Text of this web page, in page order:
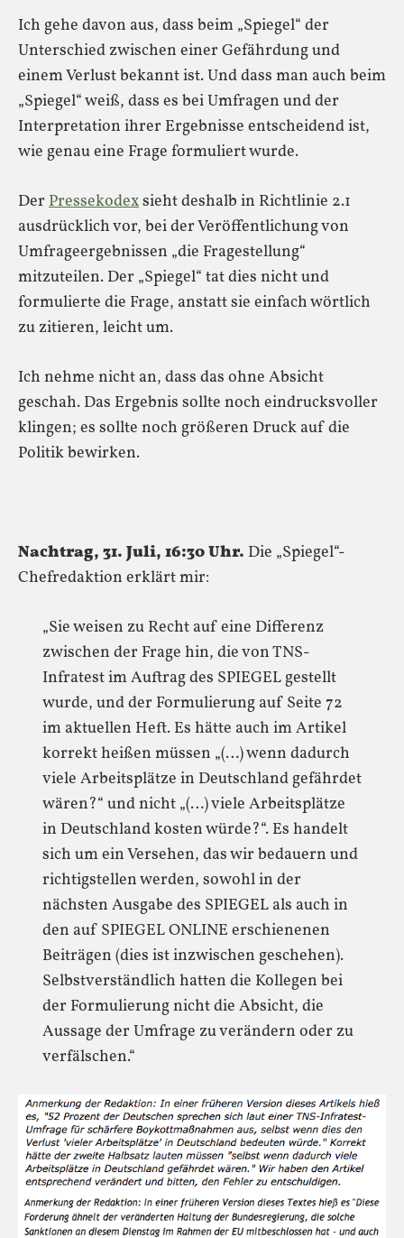
Ich gehe davon aus, dass beim „Spiegel“ der
Unterschied zwischen einer Gefährdung und
einem Verlust bekannt ist. Und dass man auch beim
„Spiegel“ weiß, dass es bei Umfragen und der
Interpretation ihrer Ergebnisse entscheidend ist,
wie genau eine Frage formuliert wurde.
Der Pressekodexsieht deshalb in Richtlinie 2.1
ausdrücklich vor, bei der Veröffentlichung von
Umfrageergebnissen „die Fragestellung“
mitzuteilen. Der „Spiegel“ tat dies nicht und
formulierte die Frage, anstatt sie einfach wörtlich
zu zitieren, leicht um.
Ich nehme nicht an, dass das ohne Absicht
geschah. Das Ergebnis sollte noch eindrucksvoller
klingen; es sollte noch größeren Druck auf die
Politik bewirken.
Nachtrag, 31. Juli, 16:30 Uhr. Die „Spiegel“-
Chefredaktion erklärt mir:
„Sie weisen zu Recht auf eine Differenz
zwischen der Frage hin, die von TNS-
Infratest im Auftrag des SPIEGEL gestellt
wurde, und der Formulierung auf Seite 72
im aktuellen Heft. Es hätte auch im Artikel
korrekt heißen müssen „(…) wenn dadurch
viele Arbeitsplätze in Deutschland gefährdet
wären?“ und nicht „(…) viele Arbeitsplätze
in Deutschland kosten würde?“. Es handelt
sich um ein Versehen, das wir bedauern und
richtigstellen werden, sowohl in der
nächsten Ausgabe des SPIEGEL als auch in
den auf SPIEGEL ONLINE erschienenen
Beiträgen (dies ist inzwischen geschehen).
Selbstverständlich hatten die Kollegen bei
der Formulierung nicht die Absicht, die
Aussage der Umfrage zu verändern oder zu
verfälschen.“